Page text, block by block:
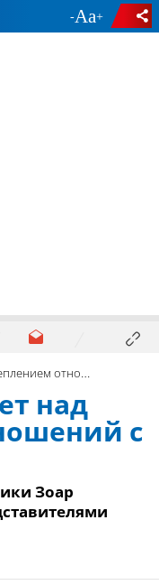
- +
с Аргентиной”
над
с
Зоар